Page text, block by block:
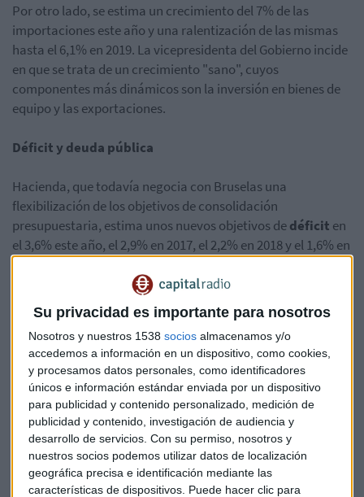
Su privacidad es importante para nosotros
Nosotros y nuestros 1538 socios almacenamos y/o
accedemos a información en un dispositivo, como cookies,
y procesamos datos personales, como identificadores
únicos e información estándar enviada por un dispositivo
para publicidad y contenido personalizado, medición de
publicidad y contenido, investigación de audiencia y
desarrollo de servicios. Con su permiso, nosotros y
nuestros socios podemos utilizar datos de localización
geográfica precisa e identificación mediante las
características de dispositivos. Puede hacer clic para
Por otro lado, se estima un crecimiento del 7% de las
importaciones este año y una ralentización de las mismas
hasta el 6,1% en 2019. La vicepresidenta del Gobierno incide
en que se trata de un crecimiento "sano", cuyos
componentes más dinámicos son la inversión en bienes de
equipo y las exportaciones.
Déficit y deuda pública
Hacienda, que todavía negocia con Bruselas una
flexibilización de los objetivos de consolidación
presupuestaria, estima unos nuevos objetivos dedéficit en
el 3,6% este año, el 2,9% en 2017, el 2,2% en 2018 y el 1,6% en
2019.
Por otro lado, la reducción de la bajada de impuestos por
efecto de la reforma fiscal, supondrá una merma de
ingresos de 4.091 millones de euros, que se verá en parte
compensado por una recaudación de 1.000 millones por la
lucha contra el fraude.
Por otro lado, el nuevo cuadro macroeconómico prevé que
la deuda pública cierre este año en el 99,1% del PIB y que se
vaya reduciendo paulatinamente durante siguientes tres
años: al 99% en 2017, el 97,9% en 2018 y el 96% en 2019.